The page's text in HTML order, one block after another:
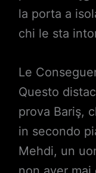
la porta a
chi le sta
Le
Questo
prova Bariş,
in secondo
Mehdi, un